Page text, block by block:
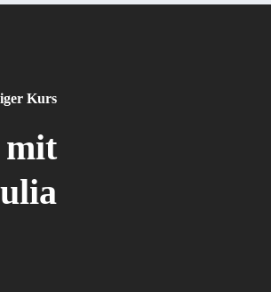
Kurs
mit